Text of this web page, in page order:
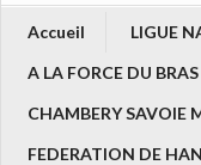
Accueil
LIGUE
A LA FORCE DU
CHAMBERY SAVOIE
FEDERATION DE